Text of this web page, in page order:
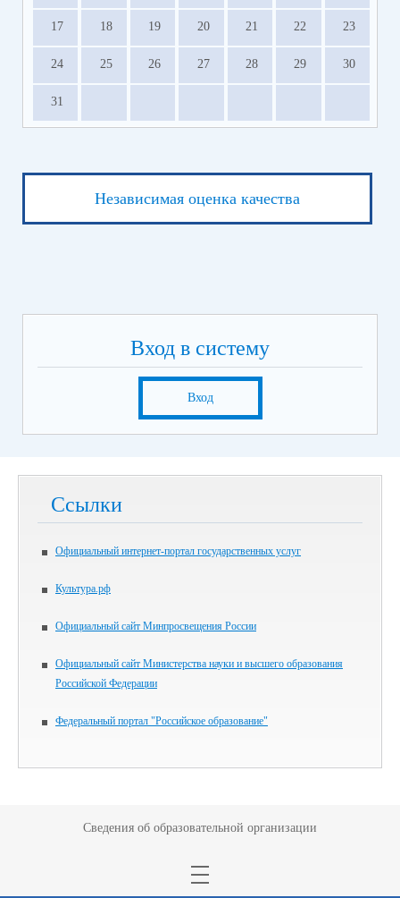
17 18 19 20 21 22 23
24 25 26 27 28 29 30
31
Независимая оценка качества
Вход в систему
Вход
Ссылки
Официальный интернет-портал государственных услуг
Культура.рф
Официальный сайт Минпросвещения России
Официальный сайт Министерства науки и высшего образования
Российской Федерации
Федеральный портал "Российское образование"
Сведения об образовательной организации